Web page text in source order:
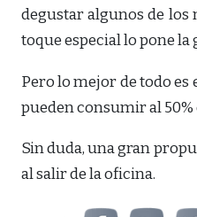
degustar algunos de
toque especial lo pone la
Pero lo mejor de todo es
pueden consumir al
Sin duda, una gran
al salir de la oficina.